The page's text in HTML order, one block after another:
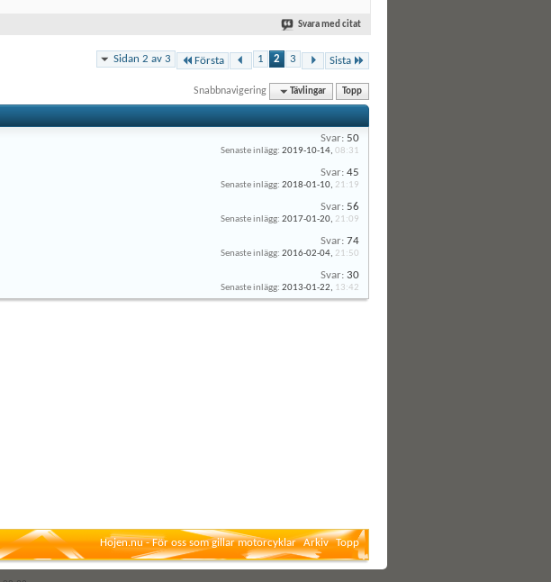
Svara med citat
Sidan 2 av 3 Första 1 2 3 Sista
Snabbnavigering Tävlingar Topp
Svar: 50
Senaste inlägg: 2019-10-14, 08:31
Svar: 45
Senaste inlägg: 2018-01-10, 21:19
Svar: 56
Senaste inlägg: 2017-01-20, 21:09
Svar: 74
Senaste inlägg: 2016-02-04, 21:50
Svar: 30
Senaste inlägg: 2013-01-22, 13:42
Hojen.nu - För oss som gillar motorcyklar Arkiv Topp